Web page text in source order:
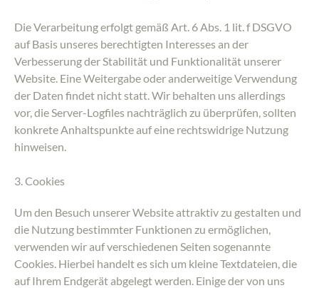
Die Verarbeitung erfolgt gemäß Art. 6 Abs. 1 lit. f DSGVO
auf Basis unseres berechtigten Interesses an der
Verbesserung der Stabilität und Funktionalität unserer
Website. Eine Weitergabe oder anderweitige Verwendung
der Daten findet nicht statt. Wir behalten uns allerdings
vor, die Server-Logfiles nachträglich zu überprüfen, sollten
konkrete Anhaltspunkte auf eine rechtswidrige Nutzung
hinweisen.
3. Cookies
Um den Besuch unserer Website attraktiv zu gestalten und
die Nutzung bestimmter Funktionen zu ermöglichen,
verwenden wir auf verschiedenen Seiten sogenannte
Cookies. Hierbei handelt es sich um kleine Textdateien, die
auf Ihrem Endgerät abgelegt werden. Einige der von uns